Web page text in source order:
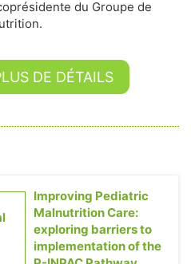
du Groupe de
DE DÉTAILS
Improving Pediatric
Malnutrition Care:
exploring barriers to
implementation of the